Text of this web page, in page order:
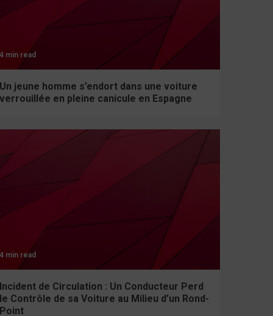
4 min read
Un jeune homme s’endort dans une voiture
verrouillée en pleine canicule en Espagne
4 min read
Incident de Circulation : Un Conducteur Perd
le Contrôle de sa Voiture au Milieu d’un Rond-
Point